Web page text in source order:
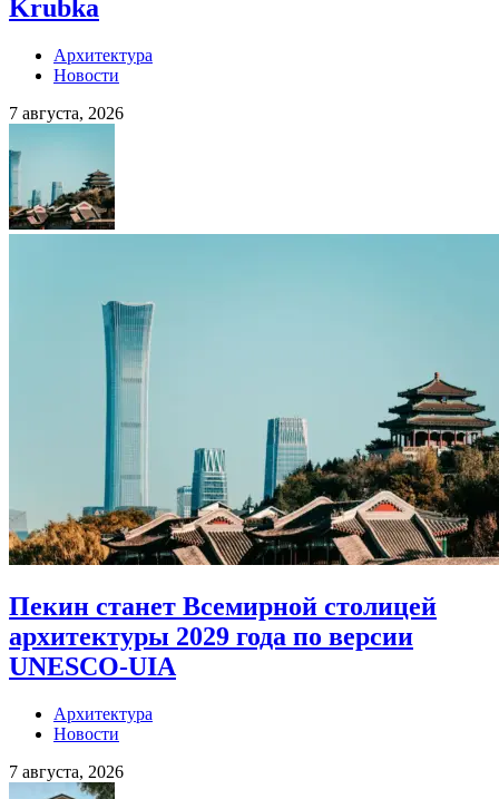
Krubka
Архитектура
Новости
7 августа, 2026
Пекин станет Всемирной столицей
архитектуры 2029 года по версии
UNESCO-UIA
Архитектура
Новости
7 августа, 2026